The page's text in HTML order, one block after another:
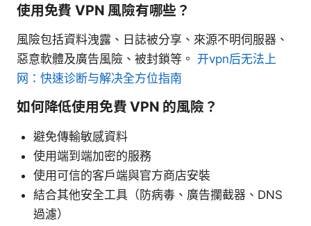
使用免費 VPN 風險有哪些？
風險包括資料洩露、日誌被分享、來源不明伺服器、
惡意軟體及廣告風險、被封鎖等。 开vpn后无法上
网：快速诊断与解决全方位指南
如何降低使用免費 VPN 的風險？
避免傳輸敏感資料
使用端到端加密的服務
使用可信的客戶端與官方商店安裝
結合其他安全工具（防病毒、廣告攔截器、DNS
過濾）